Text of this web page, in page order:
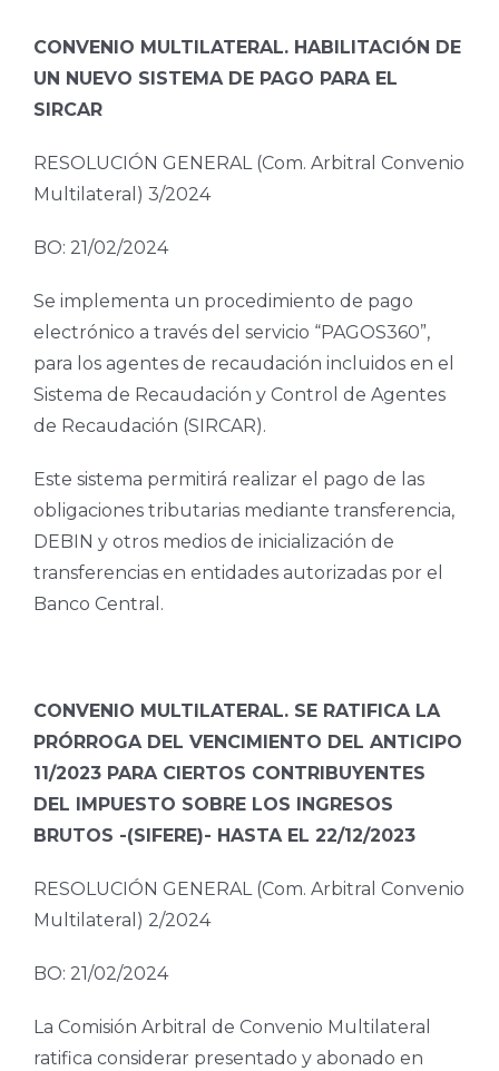
CONVENIO MULTILATERAL. HABILITACIÓN DE
UN NUEVO SISTEMA DE PAGO PARA EL
SIRCAR
RESOLUCIÓN GENERAL (Com. Arbitral Convenio
Multilateral) 3/2024
BO: 21/02/2024
Se implementa un procedimiento de pago
electrónico a través del servicio “PAGOS360”,
para los agentes de recaudación incluidos en el
Sistema de Recaudación y Control de Agentes
de Recaudación (SIRCAR).
Este sistema permitirá realizar el pago de las
obligaciones tributarias mediante transferencia,
DEBIN y otros medios de inicialización de
transferencias en entidades autorizadas por el
Banco Central.
CONVENIO MULTILATERAL. SE RATIFICA LA
PRÓRROGA DEL VENCIMIENTO DEL ANTICIPO
11/2023 PARA CIERTOS CONTRIBUYENTES
DEL IMPUESTO SOBRE LOS INGRESOS
BRUTOS -(SIFERE)- HASTA EL 22/12/2023
RESOLUCIÓN GENERAL (Com. Arbitral Convenio
Multilateral) 2/2024
BO: 21/02/2024
La Comisión Arbitral de Convenio Multilateral
ratifica considerar presentado y abonado en